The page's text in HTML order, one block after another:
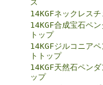
ス
14KGFネックレスチ
14KGF合成宝石ペン
トップ
14KGFジルコニアペ
トトップ
14KGF天然石ペンダ
ップ